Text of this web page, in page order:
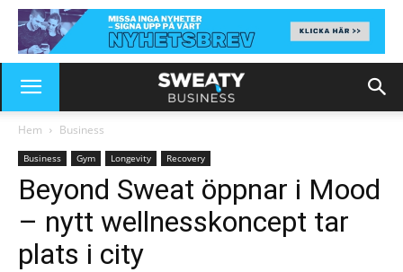
Hem Business
Business Gym Longevity Recovery
Beyond Sweat öppnar i Mood
– nytt wellnesskoncept tar
plats i city